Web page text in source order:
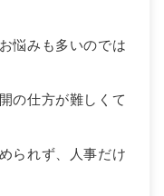
悩みも多いのでは
の仕方が難しくて
られず、人事だけ